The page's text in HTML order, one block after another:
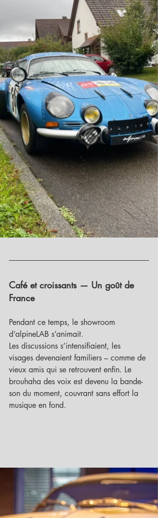
Café et croissants — Un goût de
France
Pendant ce temps, le showroom
d’alpineLAB s’animait.
Les discussions s’intensifiaient, les
visages devenaient familiers – comme de
vieux amis qui se retrouvent enfin. Le
brouhaha des voix est devenu la bande-
son du moment, couvrant sans effort la
musique en fond.